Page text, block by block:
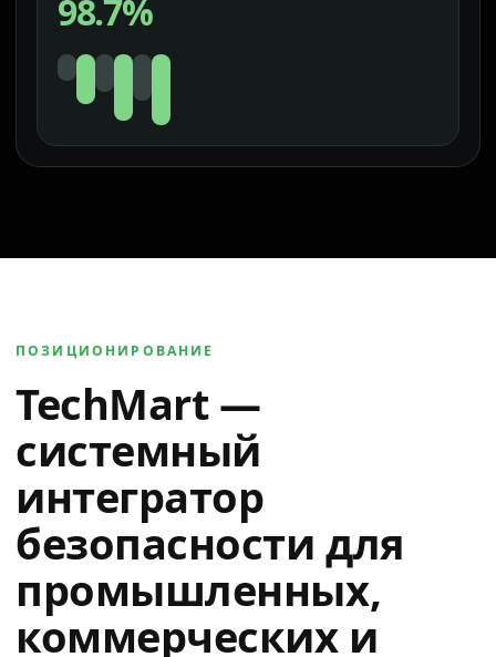
98.7%
ПОЗИЦИОНИРОВАНИЕ
TechMart —
системный
интегратор
безопасности для
промышленных,
коммерческих и